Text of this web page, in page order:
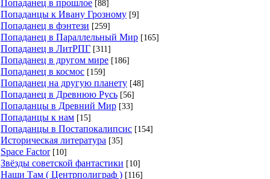
Попаданец в прошлое [88]
Попаданцы к Ивану Грозному [9]
Попаданец в фэнтези [259]
Попаданец в Параллельный Мир [165]
Попаданец в ЛитРПГ [311]
Попаданец в другом мире [186]
Попаданец в космос [159]
Попаданец на другую планету [48]
Попаданец в Древнюю Русь [56]
Попаданцы в Древний Мир [33]
Попаданцы к нам [15]
Попаданцы в Постапокалипсис [154]
Историческая литература [35]
Space Factor [10]
Звёзды советской фантастики [10]
Наши Там ( Центрполиграф ) [116]